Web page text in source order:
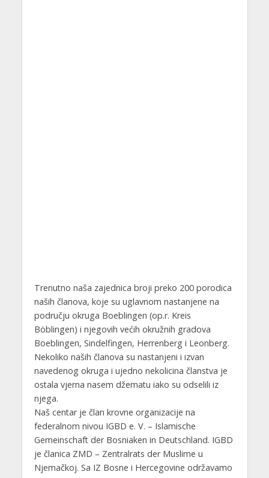
Trenutno naša zajednica broji preko 200 porodica
naših članova, koje su uglavnom nastanjene na
području okruga Boeblingen (op.r. Kreis
Böblingen) i njegovih većih okružnih gradova
Boeblingen, Sindelfingen, Herrenberg i Leonberg.
Nekoliko naših članova su nastanjeni i izvan
navedenog okruga i ujedno nekolicina članstva je
ostala vjerna nasem džematu iako su odselili iz
njega.
Naš centar je član krovne organizacije na
federalnom nivou IGBD e. V. – Islamische
Gemeinschaft der Bosniaken in Deutschland. IGBD
je članica ZMD – Zentralrats der Muslime u
Njemačkoj. Sa IZ Bosne i Hercegovine održavamo